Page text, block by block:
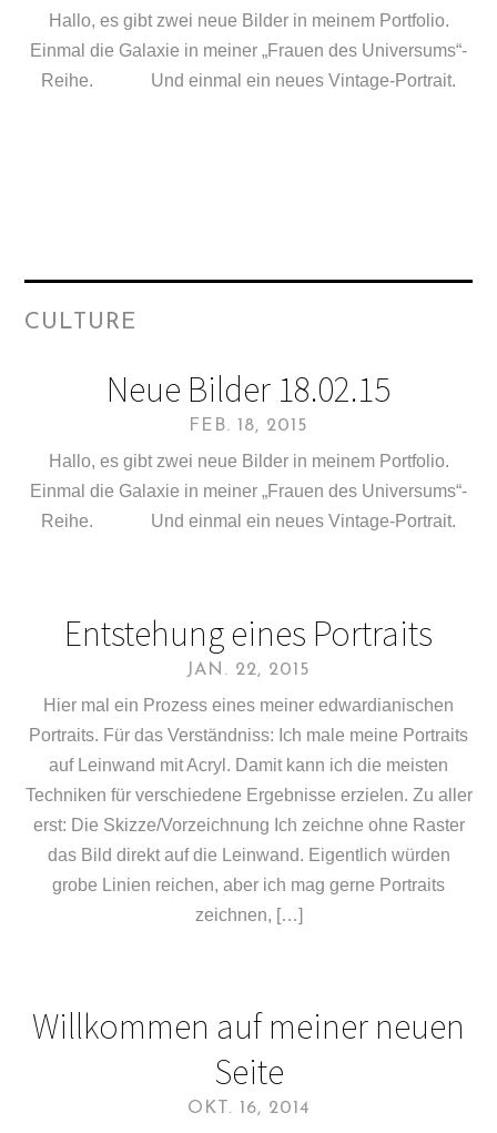
Hallo, es gibt zwei neue Bilder in meinem Portfolio.
Einmal die Galaxie in meiner „Frauen des Universums“-
Reihe. Und einmal ein neues Vintage-Portrait.
CULTURE
Neue Bilder 18.02.15
FEB. 18, 2015
Hallo, es gibt zwei neue Bilder in meinem Portfolio.
Einmal die Galaxie in meiner „Frauen des Universums“-
Reihe. Und einmal ein neues Vintage-Portrait.
Entstehung eines Portraits
JAN. 22, 2015
Hier mal ein Prozess eines meiner edwardianischen
Portraits. Für das Verständniss: Ich male meine Portraits
auf Leinwand mit Acryl. Damit kann ich die meisten
Techniken für verschiedene Ergebnisse erzielen. Zu aller
erst: Die Skizze/Vorzeichnung Ich zeichne ohne Raster
das Bild direkt auf die Leinwand. Eigentlich würden
grobe Linien reichen, aber ich mag gerne Portraits
zeichnen, […]
Willkommen auf meiner neuen
Seite
OKT. 16, 2014